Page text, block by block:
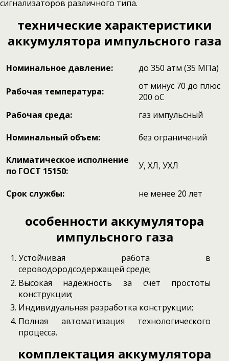
сигнализаторов различного типа.
технические характеристики
аккумулятора импульсного газа
Номинальное давление: до 350 атм (35 МПа)
Рабочая температура:
от минус 70 до плюс
200 оС
Рабочая среда:
газ импульсный
Номинальный объем:
без ограничений
Климатическое исполнение
по ГОСТ 15150:
У, ХЛ, УХЛ
Срок службы: не менее 20 лет
особенности аккумулятора
импульсного газа
Устойчивая работа в
сероводородсодержащей среде;
Высокая надежность за счет простоты
конструкции;
Индивидуальная разработка конструкции;
Полная автоматизация технологического
процесса.
комплектация аккумулятора